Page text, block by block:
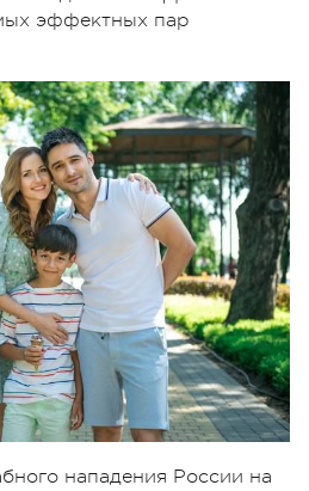
эффектных пар
нападения России на